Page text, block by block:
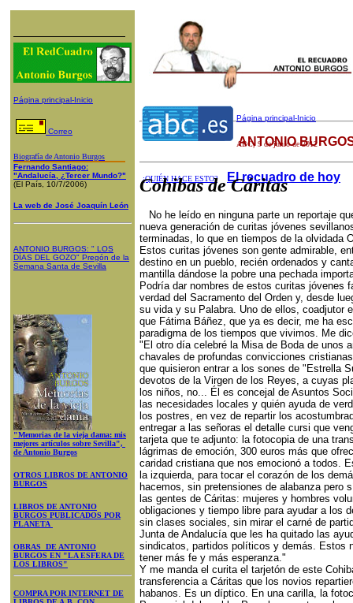
Página principal-Inicio
Correo
Biografía de Antonio Burgos
Fernando Santiago:
"Andalucía, ¿Tercer Mundo?"
(El País, 10/7/2006)
La web de José Joaquín León
ANTONIO BURGOS: " LOS
DÍAS DEL GOZO" Pregón de la
Semana Santa de Sevilla
"Memorias de la vieja dama: mis
mejores artículos sobre Sevilla",
de Antonio Burgos
OTROS LIBROS DE ANTONIO
BURGOS
LIBROS DE ANTONIO
BURGOS PUBLICADOS POR
PLANETA
OBRAS DE ANTONIO
BURGOS EN "LA ESFERA DE
LOS LIBROS"
COMPRA POR INTERNET DE
Página principal-Inicio
ABC, 9 de junio de 2012
¿QUIÉN HACE ESTO? El recuadro de hoy
ANTONIO
Cohibas de Cáritas
No he leído en ninguna parte un reportaje
nueva generación de curitas jóvenes
terminadas, lo que en tiempos de la olvidada
Estos curitas jóvenes son gente admirable,
destino en un pueblo, recién ordenados y
mantilla dándose la pobre una pechada
Podría dar nombres de estos curitas jóvenes
verdad del Sacramento del Orden y, desde
su vida y su Palabra. Uno de ellos, coadjutor
que Fátima Báñez, que ya es decir, me ha
paradigma de los tiempos que vivimos. Me
"El otro día celebré la Misa de Boda de unos
chavales de profundas convicciones
que quisieron entrar a los sones de "Estrella
devotos de la Virgen de los Reyes, a cuyas
los niños, no... Él es concejal de Asuntos
las necesidades locales y quién ayuda de
los postres, en vez de repartir los
entregar a las señoras el detalle cursi que
tarjeta que te adjunto: la fotocopia de una
lágrimas de emoción, 300 euros más que
caridad cristiana que nos emocionó a todos.
la izquierda, para tocar el corazón de los
hacemos, sin pretensiones de alabanza pero
las gentes de Cáritas: mujeres y hombres
obligaciones y tiempo libre para ayudar a los
sin clases sociales, sin mirar el carné de
Junta de Andalucía que les ha quitado las
sindicatos, partidos políticos y demás. Estos
tener más fe y más esperanza."
Y me manda el curita el tarjetón de este
transferencia a Cáritas que los novios
habanos. Es un díptico. En una carilla, la